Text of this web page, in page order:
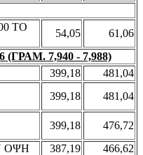
ΤΟ
54,05
61,06
(ΓΡΑΜ. 7,940 - 7,988)
399,18
481,04
399,18
481,04
399,18
476,72
ΟΨΗ
387,19
466,62